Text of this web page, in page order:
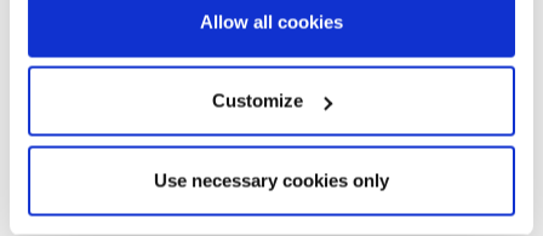
Allow all cookies
Customize
Use necessary cookies only